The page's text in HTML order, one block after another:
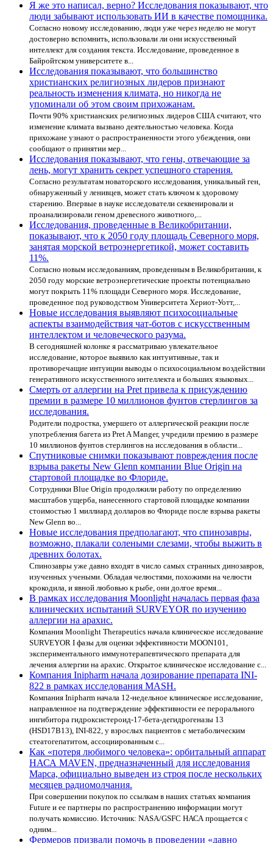
Я же это написал, верно? Исследования показывают, что
люди забывают использовать ИИ в качестве помощника.
Согласно новому исследованию, люди уже через неделю не могут
достоверно вспомнить, использовали ли они искусственный
интеллект для создания текста. Исследование, проведенное в
Байройтском университете в...
Исследования показывают, что большинство
христианских религиозных лидеров признают
реальность изменения климата, но никогда не
упоминали об этом своим прихожанам.
Почти 90% христианских религиозных лидеров США считают, что
изменение климата вызвано деятельностью человека. Когда
прихожане узнают о распространенности этого убеждения, они
сообщают о принятии мер...
Исследования показывают, что гены, отвечающие за
лень, могут хранить секрет успешного старения.
Согласно результатам новаторского исследования, уникальный ген,
обнаруженный у ленивцев, может стать ключом к здоровому
старению. Впервые в науке исследователи секвенировали и
проанализировали геном древесного животного,...
Исследования, проведенные в Великобритании,
показывают, что к 2050 году площадь Северного моря,
занятая морской ветроэнергетикой, может составить
11%.
Согласно новым исследованиям, проведенным в Великобритании, к
2050 году морские ветроэнергетические проекты потенциально
могут покрыть 11% площади Северного моря. Исследование,
проведенное под руководством Университета Хериот-Уотт,...
Новые исследования выявляют психосоциальные
аспекты взаимодействия чат-ботов с искусственным
интеллектом и человеческого разума.
В сегодняшней колонке я рассматриваю увлекательное
исследование, которое выявило как интуитивные, так и
противоречащие интуиции выводы о психосоциальном воздействии
генеративного искусственного интеллекта и больших языковых...
Смерть от аллергии на Pret привела к присуждению
премии в размере 10 миллионов фунтов стерлингов за
исследования.
Родители подростка, умершего от аллергической реакции после
употребления багета из Pret A Manger, учредили премию в размере
10 миллионов фунтов стерлингов на исследования в области...
Спутниковые снимки показывают повреждения после
взрыва ракеты New Glenn компании Blue Origin на
стартовой площадке во Флориде.
Сотрудники Blue Origin продолжили работу по определению
масштабов ущерба, нанесенного стартовой площадке компании
стоимостью 1 миллиард долларов во Флориде после взрыва ракеты
New Glenn во...
Новые исследования предполагают, что спинозавры,
возможно, плакали солеными слезами, чтобы выжить в
древних болотах.
Спинозавры уже давно входят в число самых странных динозавров,
изученных учеными. Обладая челюстями, похожими на челюсти
крокодила, и явной любовью к рыбе, они долгое время...
В рамках исследования Moonlight началась первая фаза
клинических испытаний SURVEYOR по изучению
аллергии на арахис.
Компания Moonlight Therapeutics начала клиническое исследование
SURVEYOR I фазы для оценки эффективности MOON101,
экспериментального иммунотерапевтического препарата для
лечения аллергии на арахис. Открытое клиническое исследование с...
Компания Inipharm начала дозирование препарата INI-
822 в рамках исследования MASH.
Компания Inipharm начала 12-недельное клиническое исследование,
направленное на подтверждение эффективности ее перорального
ингибитора гидроксистероид-17-бета-дегидрогеназы 13
(HSD17B13), INI-822, у взрослых пациентов с метаболическим
стеатогепатитом, ассоциированным с...
Как «потеря любимого человека»: орбитальный аппарат
НАСА MAVEN, предназначенный для исследования
Марса, официально выведен из строя после нескольких
месяцев радиомолчания.
При совершении покупок по ссылкам в наших статьях компания
Future и ее партнеры по распространению информации могут
получать комиссию. Источник: NASA/GSFC НАСА прощается с
одним...
Фермеров призвали помочь в проведении «давно